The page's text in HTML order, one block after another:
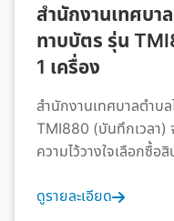
สำนักงานเทศบา
ทาบบัตร รุ่น
1 เครื่อง
สำนักงานเทศบาลตำบ
TMI880 (บันทึกเวลา)
ความไว้วางใจเลือกซื้อ
ดูรายละเอียด